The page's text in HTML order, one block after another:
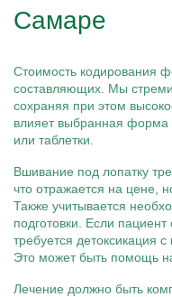
Самаре
Стоимость кодирования
составляющих. Мы
сохраняя при этом
влияет выбранная форма
или таблетки.
Вшивание под лопатку
что отражается на цене,
Также учитывается
подготовки. Если
требуется детоксикация
Это может быть помощь
Лечение должно быть